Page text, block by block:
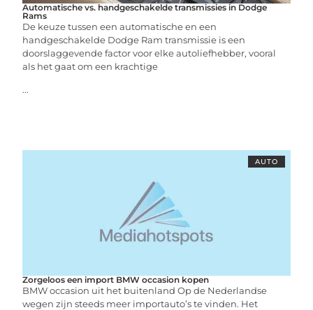
Automatische vs. handgeschakelde transmissies in Dodge
Rams
De keuze tussen een automatische en een
handgeschakelde Dodge Ram transmissie is een
doorslaggevende factor voor elke autoliefhebber, vooral
als het gaat om een krachtige
...
AUTO
Zorgeloos een import BMW occasion kopen
BMW occasion uit het buitenland Op de Nederlandse
wegen zijn steeds meer importauto’s te vinden. Het